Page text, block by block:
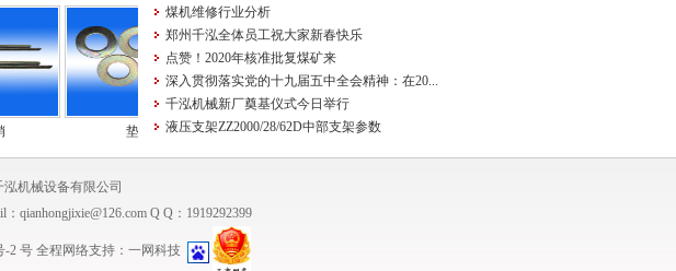
挡圈
煤机维修行业分析
郑州千泓全体员工祝大家新春快乐
点赞！2020年核准批复煤矿来
深入贯彻落实党的十九届五中全会精神：在20...
千泓机械新厂奠基仪式今日举行
液压支架ZZ2000/28/62D中部支架参数
泓机械设备有限公司
qianhongjixie@126.com Q Q：1919292399
-2 号 全程网络支持： 一网科技